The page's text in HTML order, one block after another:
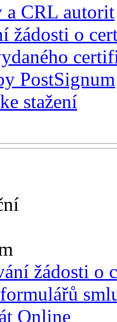
CRL autorit
žádosti o
PostSignum
stažení
žádosti o
Online